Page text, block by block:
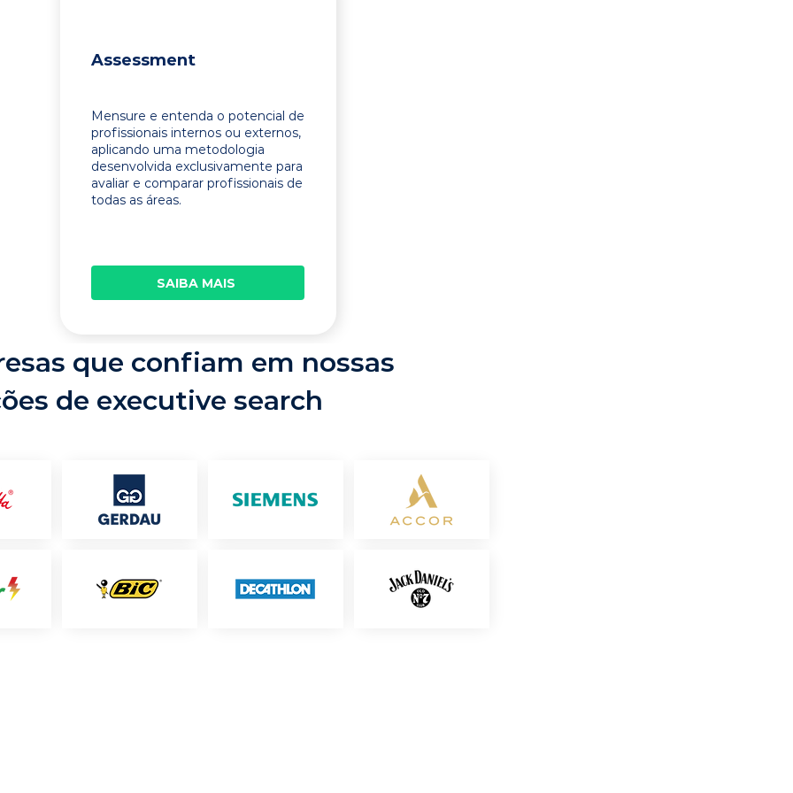
Assessment
Mensure e entenda o potencial de
profissionais internos ou externos,
aplicando uma metodologia
desenvolvida exclusivamente para
avaliar e comparar profissionais de
todas as áreas.
SAIBA MAIS
que confiam em nossas
de executive search